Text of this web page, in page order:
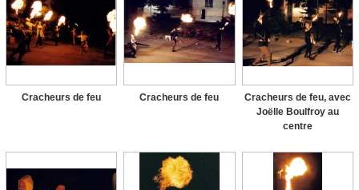
Cracheurs de feu Cracheurs de feu
Cracheurs de feu, avec
Joëlle Boulfroy au
centre